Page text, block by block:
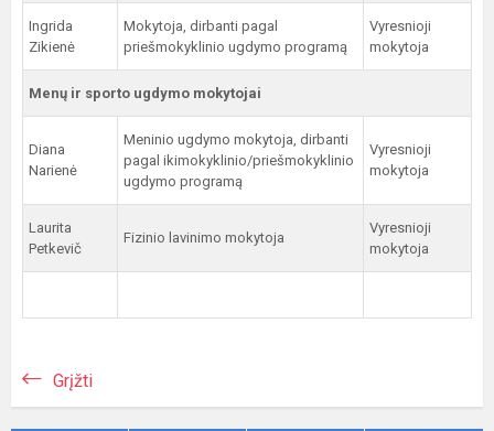
Ingrida
Zikienė
Mokytoja, dirbanti pagal
priešmokyklinio ugdymo programą
Vyresnioji
mokytoja
Menų ir sporto ugdymo mokytojai
Diana
Narienė
Meninio ugdymo mokytoja, dirbanti
pagal ikimokyklinio/priešmokyklinio
ugdymo programą
Vyresnioji
mokytoja
Laurita
Petkevič
Fizinio lavinimo mokytoja
Vyresnioji
mokytoja
Grįžti